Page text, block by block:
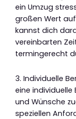
ein Umzug
großen Wert
kannst dich
vereinbarten
termingerecht
3. Individuelle
eine
und Wünsche
speziellen